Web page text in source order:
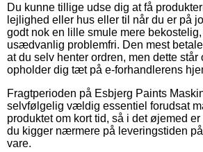
Du kunne tillige udse dig at få
lejlighed eller hus eller til når du er på
godt nok en lille smule mere
usædvanlig problemfri. Den mest
at du selv henter ordren, men dette står
opholder dig tæt på e-forhandlerens
Fragtperioden på Esbjerg Paints
selvfølgelig vældig essentiel forudsat
produktet om kort tid, så i det øjemed
du kigger nærmere på leveringstiden
vare.